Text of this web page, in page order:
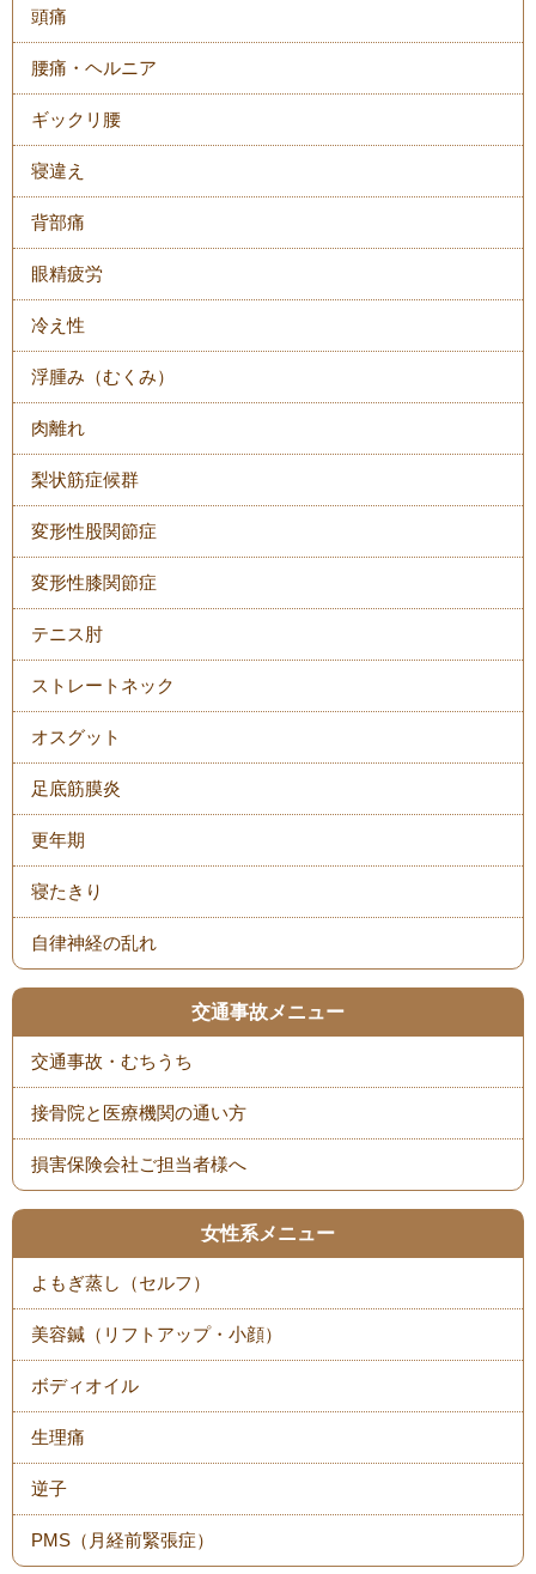
頭痛
腰痛・ヘルニア
ギックリ腰
寝違え
背部痛
眼精疲労
冷え性
浮腫み（むくみ）
肉離れ
梨状筋症候群
変形性股関節症
変形性膝関節症
テニス肘
ストレートネック
オスグット
足底筋膜炎
更年期
寝たきり
自律神経の乱れ
交通事故メニュー
交通事故・むちうち
接骨院と医療機関の通い方
損害保険会社ご担当者様へ
女性系メニュー
よもぎ蒸し（セルフ）
美容鍼（リフトアップ・小顔）
ボディオイル
生理痛
逆子
PMS（月経前緊張症）